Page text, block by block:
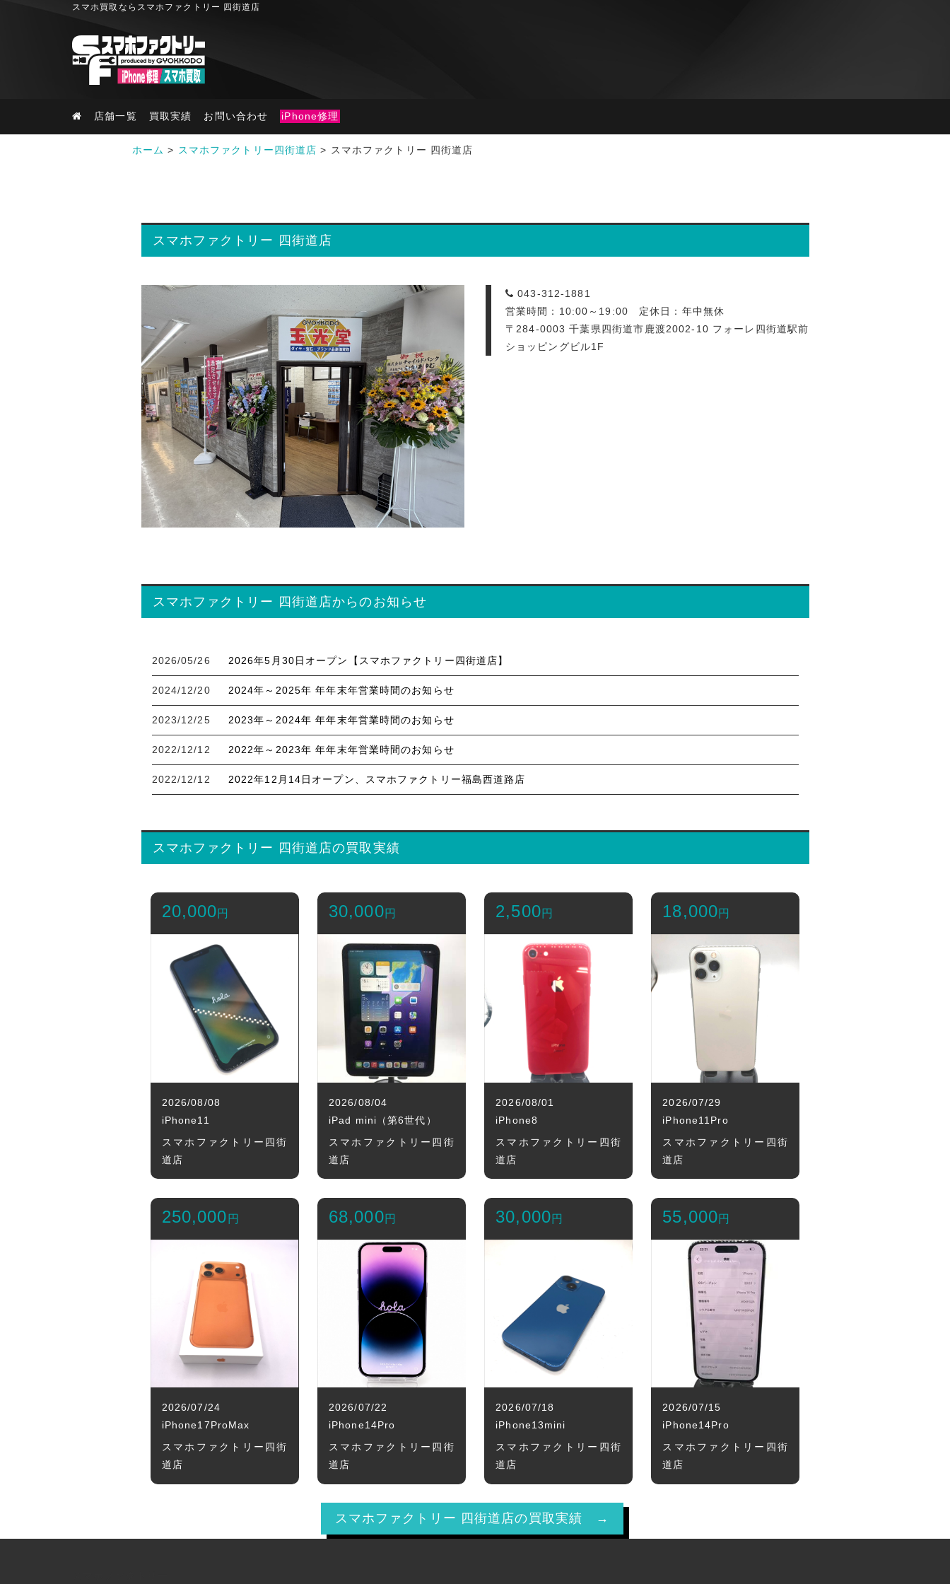
スマホ買取ならスマホファクトリー 四街道店
店舗一覧 買取実績 お問い合わせ iPhone修理
ホーム > スマホファクトリー四街道店 > スマホファクトリー 四街道店
スマホファクトリー 四街道店
043-312-1881
営業時間：10:00～19:00 定休日：年中無休
〒284-0003 千葉県四街道市鹿渡2002-10 フォーレ四街道駅前
ショッピングビル1F
スマホファクトリー 四街道店からのお知らせ
2026/05/26 2026年5月30日オープン【スマホファクトリー四街道店】
2024/12/20 2024年～2025年 年年末年営業時間のお知らせ
2023/12/25 2023年～2024年 年年末年営業時間のお知らせ
2022/12/12 2022年～2023年 年年末年営業時間のお知らせ
2022/12/12 2022年12月14日オープン、スマホファクトリー福島西道路店
スマホファクトリー 四街道店の買取実績
20,000 円
2026/08/08
iPhone11
スマホファクトリー四街
道店
30,000 円
2026/08/04
iPad mini（第6世代）
スマホファクトリー四街
道店
2,500 円
2026/08/01
iPhone8
スマホファクトリー四街
道店
18,000 円
2026/07/29
iPhone11Pro
スマホファクトリー四街
道店
250,000 円
2026/07/24
iPhone17ProMax
スマホファクトリー四街
道店
68,000 円
2026/07/22
iPhone14Pro
スマホファクトリー四街
道店
30,000 円
2026/07/18
iPhone13mini
スマホファクトリー四街
道店
55,000 円
2026/07/15
iPhone14Pro
スマホファクトリー四街
道店
スマホファクトリー 四街道店の買取実績 →